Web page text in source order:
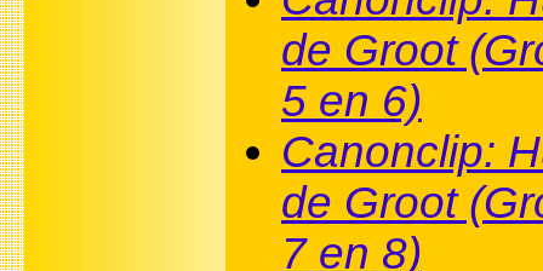
de Groot
5 en 6)
Canonclip:
de Groot
7 en 8)